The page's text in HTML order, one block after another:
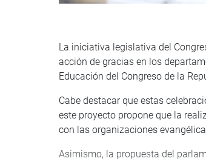
La iniciativa legislativa del
acción de gracias en los
Educación del Congreso de la
Cabe destacar que estas
este proyecto propone que la
con las organizaciones
Asimismo, la propuesta del